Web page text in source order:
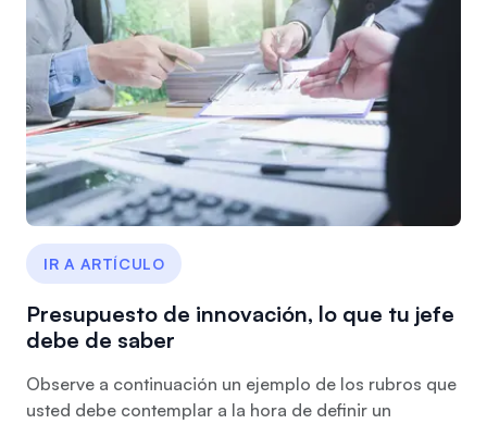
IR A ARTÍCULO
Presupuesto de innovación, lo que tu jefe
debe de saber
Observe a continuación un ejemplo de los rubros que
usted debe contemplar a la hora de definir un